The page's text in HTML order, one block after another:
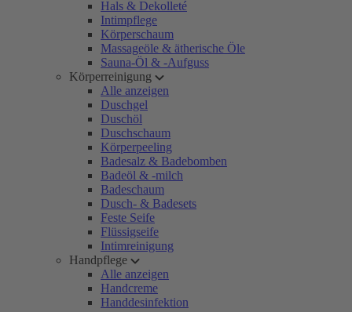
Hals & Dekolleté
Intimpflege
Körperschaum
Massageöle & ätherische Öle
Sauna-Öl & -Aufguss
Körperreinigung
Alle anzeigen
Duschgel
Duschöl
Duschschaum
Körperpeeling
Badesalz & Badebomben
Badeöl & -milch
Badeschaum
Dusch- & Badesets
Feste Seife
Flüssigseife
Intimreinigung
Handpflege
Alle anzeigen
Handcreme
Handdesinfektion